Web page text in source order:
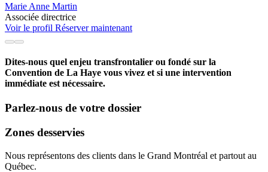
Marie Anne Martin
Associée directrice
Voir le profil Réserver maintenant
Dites-nous quel enjeu transfrontalier ou fondé sur la
Convention de La Haye vous vivez et si une intervention
immédiate est nécessaire.
Parlez-nous de votre dossier
Zones desservies
Nous représentons des clients dans le Grand Montréal et partout au
Québec.